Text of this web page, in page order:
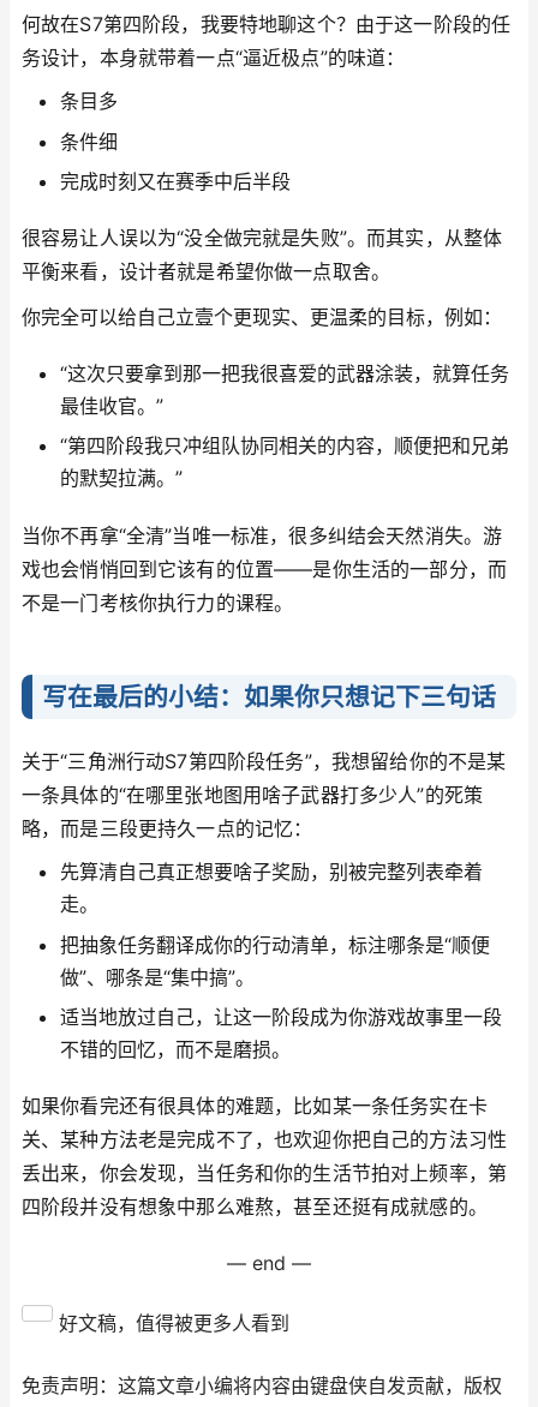
何故在S7第四阶段，我要特地聊这个？由于这一阶段的任
务设计，本身就带着一点“逼近极点”的味道：
条目多
条件细
完成时刻又在赛季中后半段
很容易让人误以为“没全做完就是失败”。而其实，从整体
平衡来看，设计者就是希望你做一点取舍。
你完全可以给自己立壹个更现实、更温柔的目标，例如：
“这次只要拿到那一把我很喜爱的武器涂装，就算任务
最佳收官。”
“第四阶段我只冲组队协同相关的内容，顺便把和兄弟
的默契拉满。”
当你不再拿“全清”当唯一标准，很多纠结会天然消失。游
戏也会悄悄回到它该有的位置——是你生活的一部分，而
不是一门考核你执行力的课程。
写在最后的小结：如果你只想记下三句话
关于“三角洲行动S7第四阶段任务”，我想留给你的不是某
一条具体的“在哪里张地图用啥子武器打多少人”的死策
略，而是三段更持久一点的记忆：
先算清自己真正想要啥子奖励，别被完整列表牵着
走。
把抽象任务翻译成你的行动清单，标注哪条是“顺便
做”、哪条是“集中搞”。
适当地放过自己，让这一阶段成为你游戏故事里一段
不错的回忆，而不是磨损。
如果你看完还有很具体的难题，比如某一条任务实在卡
关、某种方法老是完成不了，也欢迎你把自己的方法习性
丢出来，你会发现，当任务和你的生活节拍对上频率，第
四阶段并没有想象中那么难熬，甚至还挺有成就感的。
— end —
好文稿，值得被更多人看到
免责声明：这篇文章小编将内容由键盘侠自发贡献，版权